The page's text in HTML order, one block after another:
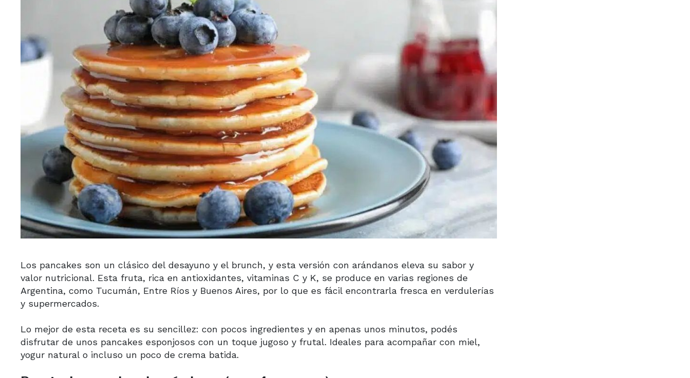
Los pancakes son un clásico del desayuno y el brunch, y esta versión con arándanos eleva su sabor y
valor nutricional. Esta fruta, rica en antioxidantes, vitaminas C y K, se produce en varias regiones de
Argentina, como Tucumán, Entre Ríos y Buenos Aires, por lo que es fácil encontrarla fresca en verdulerías
y supermercados.
Lo mejor de esta receta es su sencillez: con pocos ingredientes y en apenas unos minutos, podés
disfrutar de unos pancakes esponjosos con un toque jugoso y frutal. Ideales para acompañar con miel,
yogur natural o incluso un poco de crema batida.